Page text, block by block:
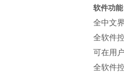
软件功能
全中文
全软件
可在用
全软件